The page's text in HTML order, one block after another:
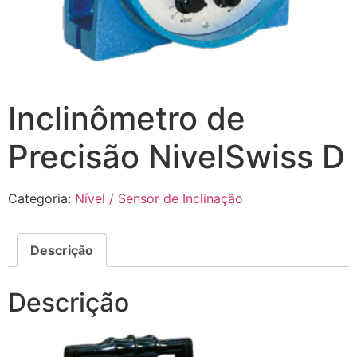
Inclinômetro de
Precisão NivelSwiss D
Categoria: Nível / Sensor de Inclinação
Descrição
Descrição